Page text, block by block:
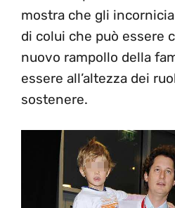
mostra che gli
di colui che può essere
nuovo rampollo della
essere all’altezza dei
sostenere.